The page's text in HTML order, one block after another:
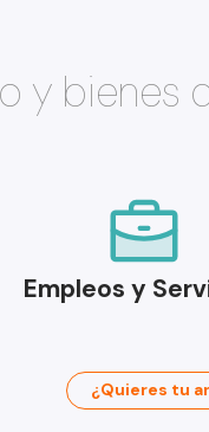
y bienes
Empleos y
¿Quieres tu